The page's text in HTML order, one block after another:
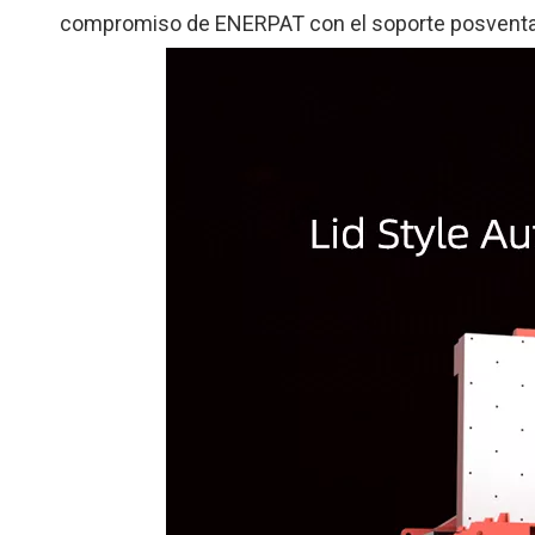
compromiso de ENERPAT con el soporte